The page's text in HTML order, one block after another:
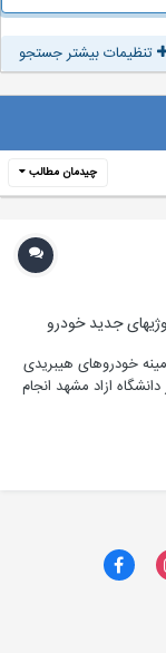
بیشتر جستجو
چیدمان مطالب
جدید خودرو
خودروهای هیبریدی
ازاد مشهد انجام
تکامل ص...